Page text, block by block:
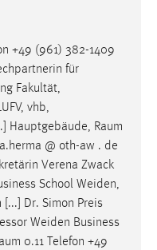
+49 (961) 382-1409
für
Fakultät,
vhb,
Hauptgebäude, Raum
@ oth-aw . de
Verena Zwack
School Weiden,
[...] Dr. Simon Preis
Weiden Business
0.11 Telefon +49